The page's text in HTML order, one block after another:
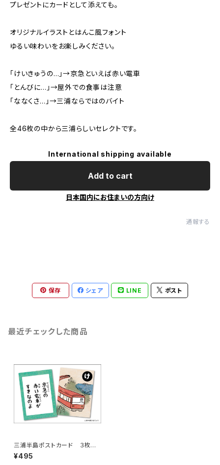
プレゼントにカードとして添えても。
オリジナルイラストとはんこ風フォント
ゆるい味わいをお楽しみください。
「けいきゅうの…」→京急といえば赤い電車
「とんびに…」→屋外での食事は注意
「ななくさ…」→三浦ならではのバイト
全46枚の中から三浦らしいセレクトです。
International shipping available
Add to cart
日本国内にお住まいの方向け
通報する
保存 シェア LINE ポスト
最近チェックした商品
三浦半島ポストカード ３枚
組 その１
¥495